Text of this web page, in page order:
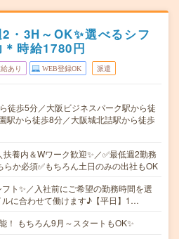
2・3H～OK✨選べるシフ
＊時給1780円
あり WEB登録OK 派遣
徒歩5分／大阪ビジネスパーク駅から徒
駅から徒歩8分／大阪城北詰駅から徒歩
養内＆Wワーク歓迎✨／✅最低週2勤務
らか必須✅もちろん土日のみの出社もOK
ト✨／入社前にご希望の勤務時間を選
ルに合わせて働けます♪【平日】1…
！ もちろん9月～スタートもOK✨